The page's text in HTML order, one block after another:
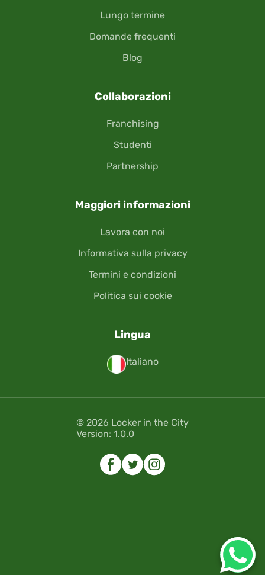
Lungo termine
Domande frequenti
Blog
Collaborazioni
Franchising
Studenti
Partnership
Maggiori informazioni
Lavora con noi
Informativa sulla privacy
Termini e condizioni
Politica sui cookie
Lingua
Italiano
© 2026 Locker in the City
Version: 1.0.0